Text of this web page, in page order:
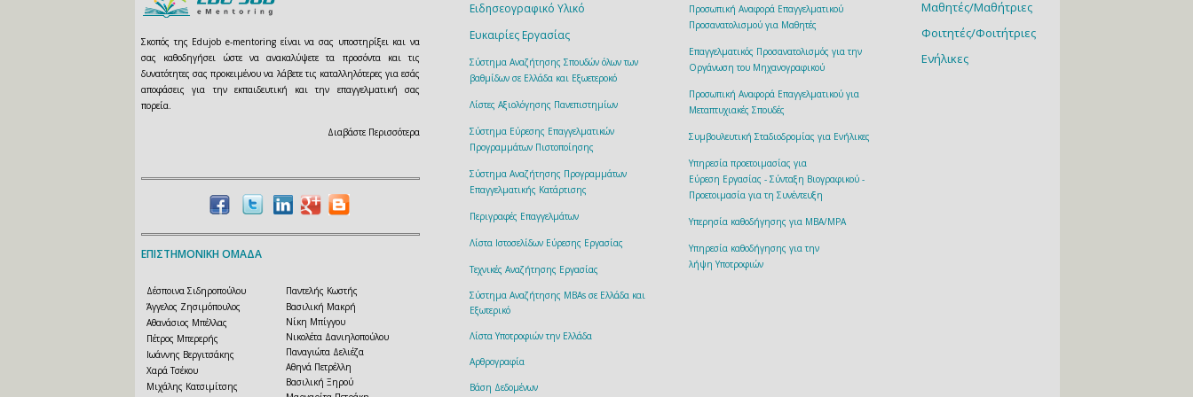
Σκοπός της Edujob e-mentoring είναι να σας υποστηρίξει και να
σας καθοδηγήσει ώστε να ανακαλύψετε τα προσόντα και τις
δυνατότητες σας προκειμένου να λάβετε τις καταλληλότερες για εσάς
αποφάσεις για την εκπαιδευτική και την επαγγελματική σας
πορεία.
Διαβάστε Περισσότερα
ΕΠΙΣΤΗΜΟΝΙΚΗ ΟΜΑΔΑ
Δέσποινα Σιδηροπούλου
Άγγελος Ζησιμόπουλος
Αθανάσιος Μπέλλας
Πέτρος Μπερερής
Ιωάννης Βεργιτσάκης
Χαρά Τσέκου
Μιχάλης Κατσιμίτσης
Παντελής Κωστής
Βασιλική Μακρή
Νίκη Μπίγγου
Νικολέτα Δανιηλοπούλου
Παναγιώτα Δελιέζα
Αθηνά Πετρέλλη
Βασιλική Ξηρού
Ειδησεογραφικό Υλικό
Ευκαιρίες Εργασίας
Σύστημα Αναζήτησης Σπουδών όλων των
βαθμίδων σε Ελλάδα και Εξωετεροκό
Λίστες Αξιολόγησης Πανεπιστημίων
Σύστημα Εύρεσης Επαγγελματικών
Προγραμμάτων Πιστοποίησης
Σύστημα Αναζήτησης Προγραμμάτων
Επαγγελματικής Κατάρτισης
Περιγραφές Επαγγελμάτων
Λίστα Ιστοσελίδων Εύρεσης Εργασίας
Τεχνικές Αναζήτησης Εργασίας
Σύστημα Αναζήτησης MBAs σε Ελλάδα και
Εξωτερικό
Λίστα Υποτροφιών την Ελλάδα
Αρθρογραφία
Βάση Δεδομένων
Προσωπική Αναφορά Επαγγελματικού
Προσανατολισμού για Μαθητές
Επαγγελματικός Προσανατολισμός για την
Οργάνωση του Μηχανογραφικού
Προσωπική Αναφορά Επαγγελματικού για
Μεταπτυχιακές Σπουδές
Συμβουλευτική Σταδιοδρομίας για Ενήλικες
Υπηρεσία προετοιμασίας για
Εύρεση Εργασίας - Σύνταξη Βιογραφικού -
Προετοιμασία για τη Συνέντευξη
Υπερησία καθοδήγησης για MBA/MPA
Υπηρεσία καθοδήγησης για την
λήψη Υποτροφιών
Μαθητές/Μαθήτριες
Φοιτητές/Φοιτήτριες
Ενήλικες